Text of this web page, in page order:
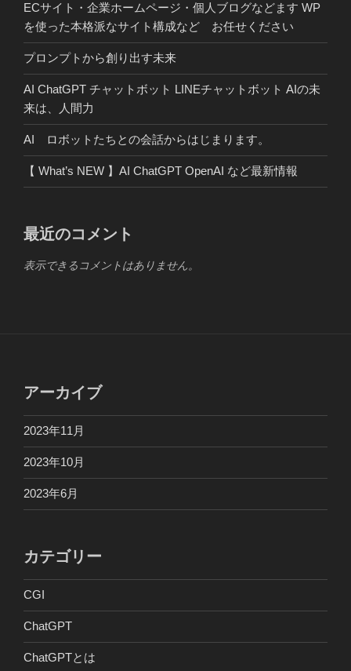
ョ
ン
ECサイト・企業ホームページ・個人ブログなどます WP
を使った本格派なサイト構成など お任せください
プロンプトから創り出す未来
AI ChatGPT チャットボット LINEチャットボット AIの未
来は、人間力
AI ロボットたちとの会話からはじまります。
【 What’s NEW 】AI ChatGPT OpenAI など最新情報
最近のコメント
表示できるコメントはありません。
アーカイブ
2023年11月
2023年10月
2023年6月
カテゴリー
CGI
ChatGPT
ChatGPTとは